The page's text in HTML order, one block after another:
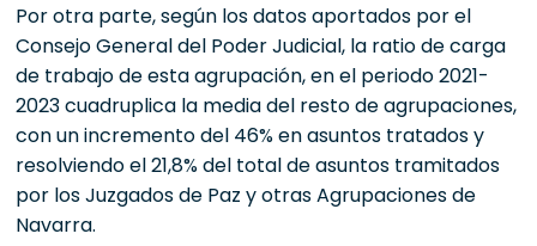
Por otra parte, según los datos aportados por el
Consejo General del Poder Judicial, la ratio de carga
de trabajo de esta agrupación, en el periodo 2021-
2023 cuadruplica la media del resto de agrupaciones,
con un incremento del 46% en asuntos tratados y
resolviendo el 21,8% del total de asuntos tramitados
por los Juzgados de Paz y otras Agrupaciones de
Navarra.